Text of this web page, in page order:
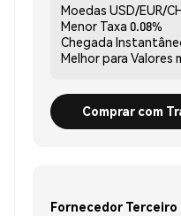
Moedas USD/EUR/
Menor Taxa 0.08%
Chegada
Melhor para Valores
Comprar com
Fornecedor Terceiro